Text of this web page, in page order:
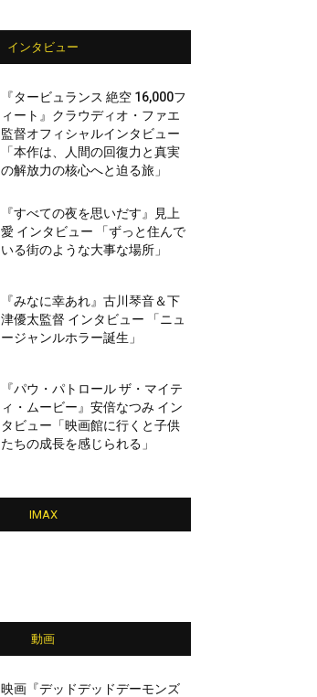
インタビュー
『タービュランス 絶空 16,000フ
ィート』クラウディオ・ファエ
監督オフィシャルインタビュー
「本作は、人間の回復力と真実
の解放力の核心へと迫る旅」
『すべての夜を思いだす』見上
愛 インタビュー 「ずっと住んで
いる街のような大事な場所」
『みなに幸あれ』古川琴音＆下
津優太監督 インタビュー 「ニュ
ージャンルホラー誕生」
『パウ・パトロール ザ・マイテ
ィ・ムービー』安倍なつみ イン
タビュー「映画館に行くと子供
たちの成長を感じられる」
IMAX
動画
映画『デッドデッドデーモンズ